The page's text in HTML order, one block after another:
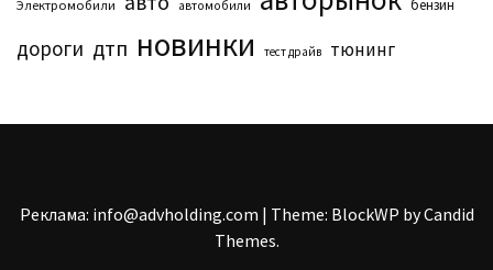
Электромобили автомобили бензин
дороги дтп новинки тест драйв тюнинг
Реклама: info@advholding.com | Theme: BlockWP byCandid
Themes.